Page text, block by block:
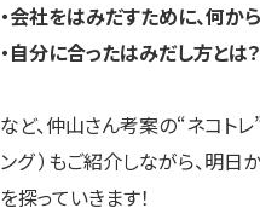
・会社をはみだすために、何か
・自分に合ったはみだし方とは？
など、仲山さん考案の“ネコト
ング ）もご紹介しながら、明日
を探っていきます！